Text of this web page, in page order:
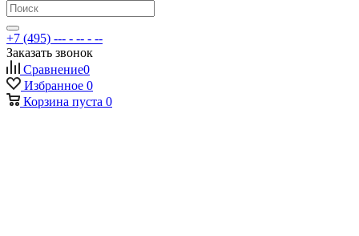
+7 (495) --- - -- - --
Заказать звонок
Сравнение0
Избранное 0
Корзина пуста 0